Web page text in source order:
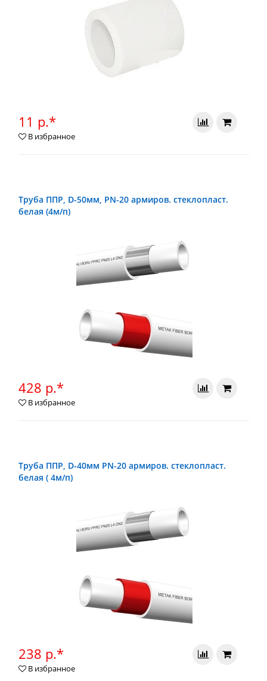
11 р.*
В избранное
Труба ППР, D-50мм, PN-20 армиров. стеклопласт.
белая (4м/п)
428 р.*
В избранное
Труба ППР, D-40мм PN-20 армиров. стеклопласт.
белая ( 4м/п)
238 р.*
В избранное